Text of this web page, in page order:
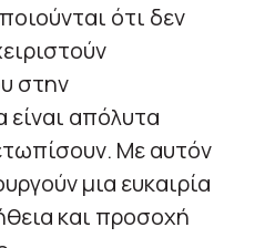
ότι δεν
στην
απόλυτα
Με αυτόν
μια ευκαιρία
και προσοχή